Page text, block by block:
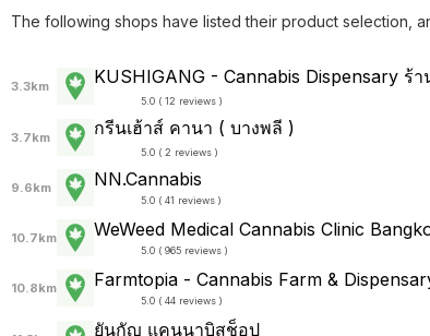
The following shops have listed their product selection,
3.3km KUSHIGANG - Cannabis Dispensary ร้
5.0 ( 12 reviews )
3.7km กรีนเฮ้าส์ คานา ( บางพลี )
5.0 ( 2 reviews )
9.6km NN.Cannabis
5.0 ( 41 reviews )
10.7km WeWeed Medical Cannabis Clinic
5.0 ( 965 reviews )
10.8km Farmtopia - Cannabis Farm &
5.0 ( 44 reviews )
ยันกัญ แคนนาบิสช็อป